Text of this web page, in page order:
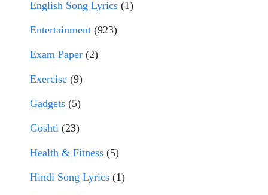
English Song Lyrics (1)
Entertainment (923)
Exam Paper (2)
Exercise (9)
Gadgets (5)
Goshti (23)
Health & Fitness (5)
Hindi Song Lyrics (1)